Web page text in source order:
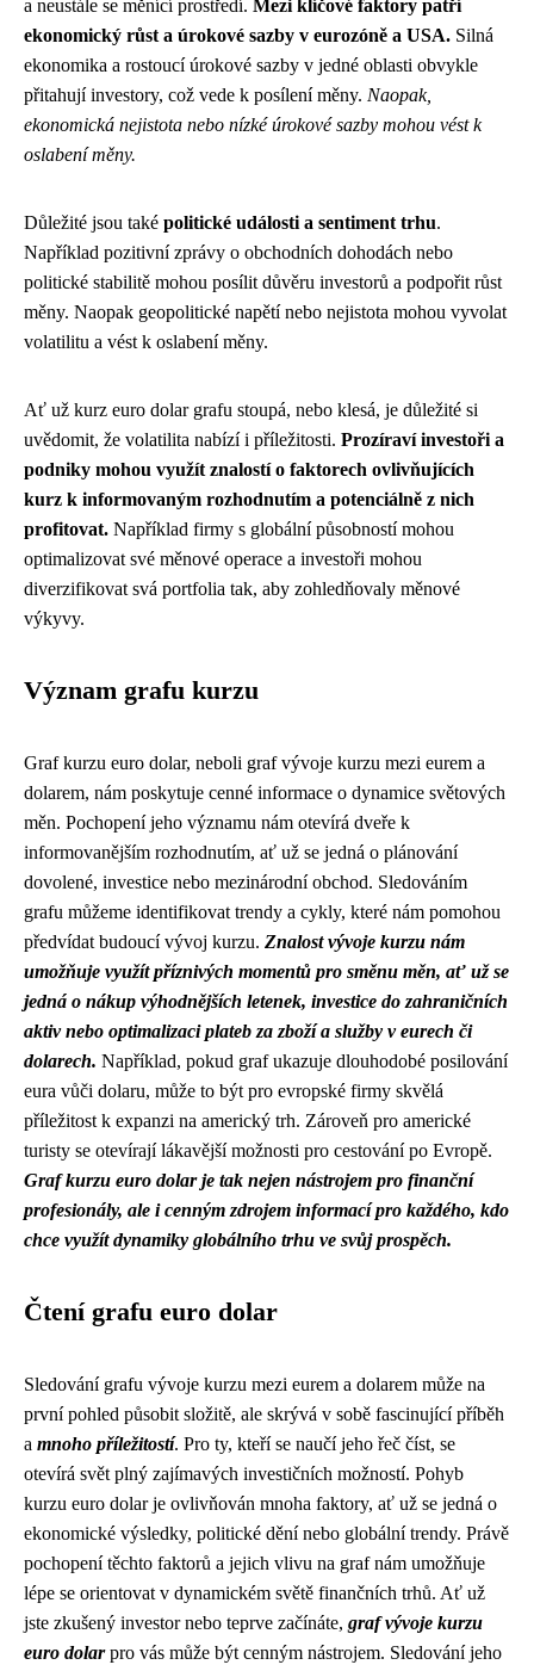
a neustále se měnící prostředí. Mezi klíčové faktory patří
ekonomický růst a úrokové sazby v eurozóně a USA. Silná
ekonomika a rostoucí úrokové sazby v jedné oblasti obvykle
přitahují investory, což vede k posílení měny. Naopak,
ekonomická nejistota nebo nízké úrokové sazby mohou vést k
oslabení měny.
Důležité jsou také politické události a sentiment trhu.
Například pozitivní zprávy o obchodních dohodách nebo
politické stabilitě mohou posílit důvěru investorů a podpořit růst
měny. Naopak geopolitické napětí nebo nejistota mohou vyvolat
volatilitu a vést k oslabení měny.
Ať už kurz euro dolar grafu stoupá, nebo klesá, je důležité si
uvědomit, že volatilita nabízí i příležitosti. Prozíraví investoři a
podniky mohou využít znalostí o faktorech ovlivňujících
kurz k informovaným rozhodnutím a potenciálně z nich
profitovat. Například firmy s globální působností mohou
optimalizovat své měnové operace a investoři mohou
diverzifikovat svá portfolia tak, aby zohledňovaly měnové
výkyvy.
Význam grafu kurzu
Graf kurzu euro dolar, neboli graf vývoje kurzu mezi eurem a
dolarem, nám poskytuje cenné informace o dynamice světových
měn. Pochopení jeho významu nám otevírá dveře k
informovanějším rozhodnutím, ať už se jedná o plánování
dovolené, investice nebo mezinárodní obchod. Sledováním
grafu můžeme identifikovat trendy a cykly, které nám pomohou
předvídat budoucí vývoj kurzu. Znalost vývoje kurzu nám
umožňuje využít příznivých momentů pro směnu měn, ať už se
jedná o nákup výhodnějších letenek, investice do zahraničních
aktiv nebo optimalizaci plateb za zboží a služby v eurech či
dolarech. Například, pokud graf ukazuje dlouhodobé posilování
eura vůči dolaru, může to být pro evropské firmy skvělá
příležitost k expanzi na americký trh. Zároveň pro americké
turisty se otevírají lákavější možnosti pro cestování po Evropě.
Graf kurzu euro dolar je tak nejen nástrojem pro finanční
profesionály, ale i cenným zdrojem informací pro každého, kdo
chce využít dynamiky globálního trhu ve svůj prospěch.
Čtení grafu euro dolar
Sledování grafu vývoje kurzu mezi eurem a dolarem může na
první pohled působit složitě, ale skrývá v sobě fascinující příběh
a mnoho příležitostí. Pro ty, kteří se naučí jeho řeč číst, se
otevírá svět plný zajímavých investičních možností. Pohyb
kurzu euro dolar je ovlivňován mnoha faktory, ať už se jedná o
ekonomické výsledky, politické dění nebo globální trendy. Právě
pochopení těchto faktorů a jejich vlivu na graf nám umožňuje
lépe se orientovat v dynamickém světě finančních trhů. Ať už
jste zkušený investor nebo teprve začínáte, graf vývoje kurzu
euro dolarpro vás může být cenným nástrojem. Sledování jeho